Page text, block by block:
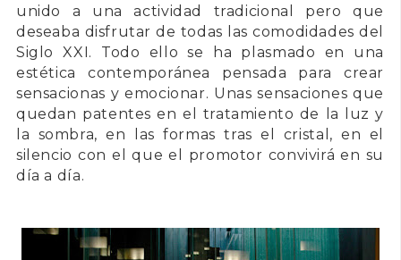
unido a una actividad tradicional pero que
deseaba disfrutar de todas las comodidades del
Siglo XXI. Todo ello se ha plasmado en una
estética contemporánea pensada para crear
sensacionas y emocionar. Unas sensaciones que
quedan patentes en el tratamiento de la luz y
la sombra, en las formas tras el cristal, en el
silencio con el que el promotor convivirá en su
día a día.